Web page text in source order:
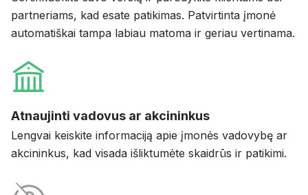
partneriams, kad esate patikimas. Patvirtinta įmonė
automatiškai tampa labiau matoma ir geriau vertinama.
Atnaujinti vadovus ar akcininkus
Lengvai keiskite informaciją apie įmonės vadovybę ar
akcininkus, kad visada išliktumėte skaidrūs ir patikimi.